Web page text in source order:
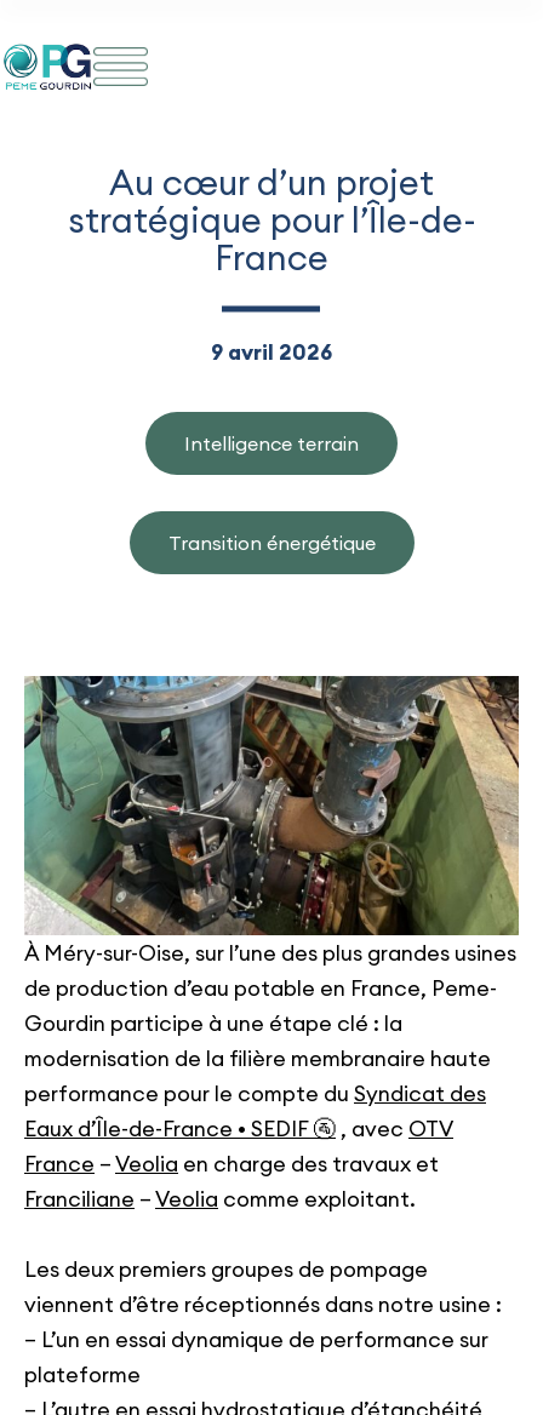
au
Au cœur d’un projet
stratégique pour l’Île-de-
France
9 avril 2026
Intelligence terrain
Transition énergétique
À Méry-sur-Oise, sur l’une des plus grandes usines
de production d’eau potable en France, Peme-
Gourdin participe à une étape clé : la
modernisation de la filière membranaire haute
performance pour le compte du Syndicat des
Eaux d’Île-de-France • SEDIF 🚰 , avec OTV
France –Veolia en charge des travaux et
Franciliane –Veolia comme exploitant.
Les deux premiers groupes de pompage
viennent d’être réceptionnés dans notre usine :
– L’un en essai dynamique de performance sur
plateforme
– L’autre en essai hydrostatique d’étanchéité